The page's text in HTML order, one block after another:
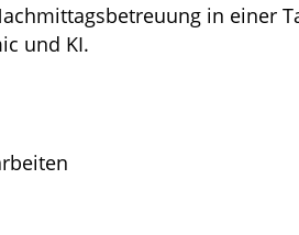
in einer
und KI.